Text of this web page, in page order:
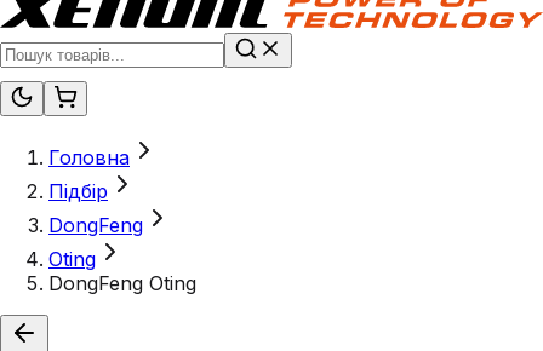
Головна
Підбір
DongFeng
Oting
DongFeng Oting